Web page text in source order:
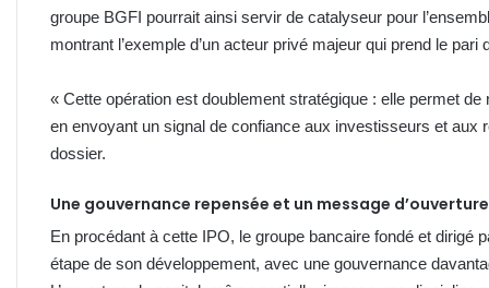
groupe BGFI pourrait ainsi servir de catalyseur pour
montrant l’exemple d’un acteur privé majeur qui prend le pari
« Cette opération est doublement stratégique : elle permet
en envoyant un signal de confiance aux investisseurs et aux
dossier.
Une gouvernance repensée et un message d’ouverture
En procédant à cette IPO, le groupe bancaire fondé et dirigé
étape de son développement, avec une gouvernance